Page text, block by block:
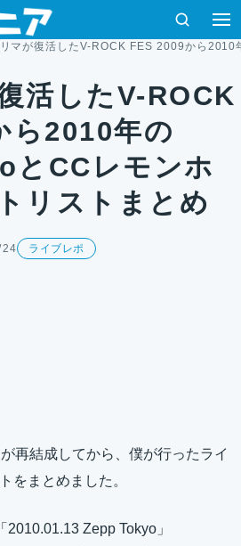
検索
マが復活したV-ROCK FES 2009から
活したV-ROCK
ら2010年の
CCレモンホ
リストまとめ
24 ライブレポ
再結成してから、僕が行ったライ
をまとめました。
2010.01.13 Zepp Tokyo」